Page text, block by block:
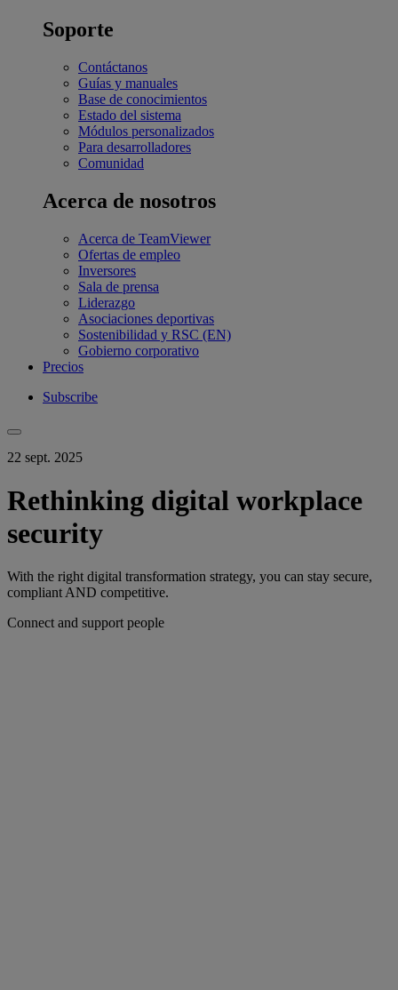
Soporte
Contáctanos
Guías y manuales
Base de conocimientos
Estado del sistema
Módulos personalizados
Para desarrolladores
Comunidad
Acerca de nosotros
Acerca de TeamViewer
Ofertas de empleo
Inversores
Sala de prensa
Liderazgo
Asociaciones deportivas
Sostenibilidad y RSC (EN)
Gobierno corporativo
Precios
Subscribe
22 sept. 2025
Rethinking digital workplace
security
With the right digital transformation strategy, you can stay secure,
compliant AND competitive.
Connect and support people